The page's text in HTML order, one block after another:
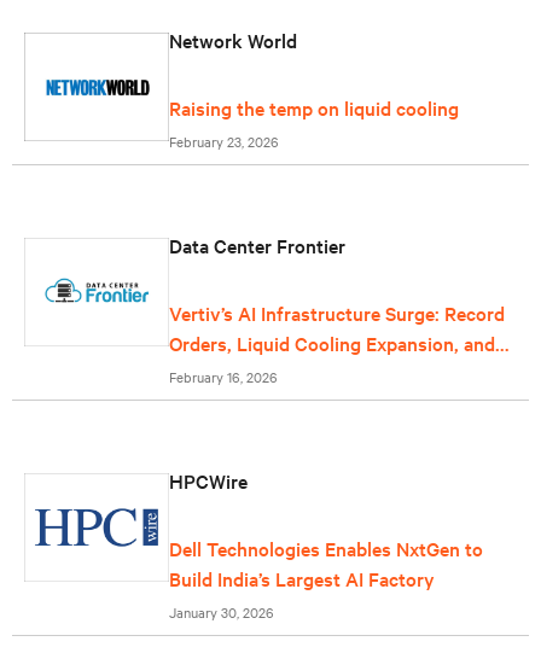
Network World
Raising the temp on liquid cooling
February 23, 2026
Data Center Frontier
Vertiv’s AI Infrastructure Surge: Record
Orders, Liquid Cooling Expansion, and
Grid-Scale Power Reflect Data Center
Growth
February 16, 2026
HPCWire
Dell Technologies Enables NxtGen to
Build India’s Largest AI Factory
January 30, 2026